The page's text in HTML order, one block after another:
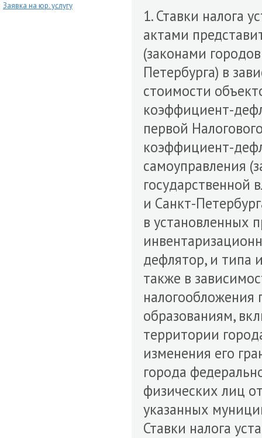
Заявка на юр. услугу
1. Ставки налога
актами
(законами
Петербурга) в
стоимости
коэффициент-
первой
коэффициент-
самоуправления
государственной
и Санкт-
в установленных
дефлятор, и типа
также в
образованиям,
территории
изменения его
города
физических лиц
указанных
Ставки налога